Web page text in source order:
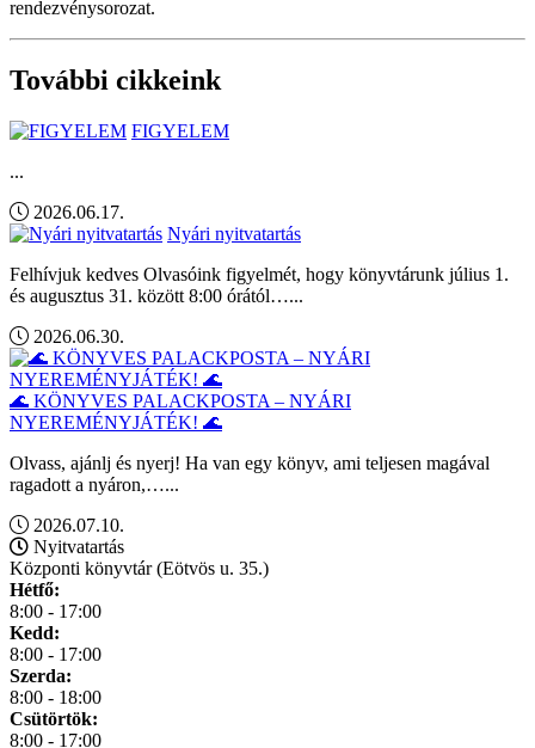
rendezvénysorozat.
További cikkeink
FIGYELEM
...
2026.06.17.
Nyári nyitvatartás
Felhívjuk kedves Olvasóink figyelmét, hogy könyvtárunk július 1.
és augusztus 31. között 8:00 órától…...
2026.06.30.
🌊 KÖNYVES PALACKPOSTA – NYÁRI
NYEREMÉNYJÁTÉK! 🌊
Olvass, ajánlj és nyerj! Ha van egy könyv, ami teljesen magával
ragadott a nyáron,…...
2026.07.10.
Nyitvatartás
Központi könyvtár (Eötvös u. 35.)
Hétfő:
8:00 - 17:00
Kedd:
8:00 - 17:00
Szerda:
8:00 - 18:00
Csütörtök:
8:00 - 17:00